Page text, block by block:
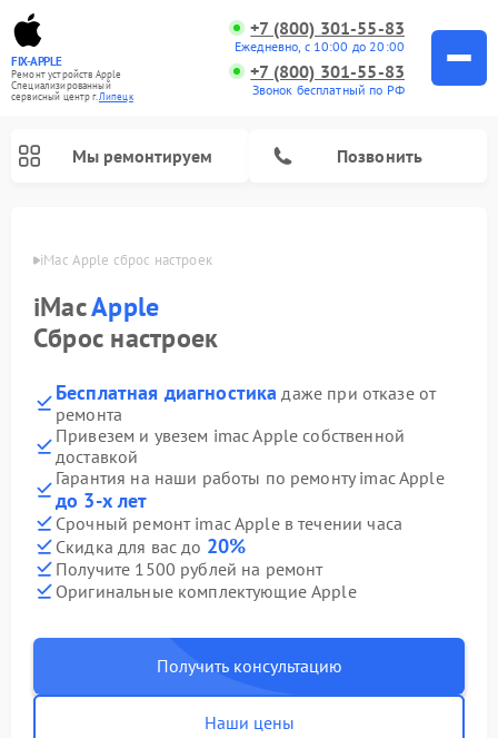
FIX-APPLE
Ремонт устройств Apple
Специализированный
cервисный центр г.Липецк
+7 (800) 301-55-83
Ежедневно, с 10:00 до 20:00
+7 (800) 301-55-83
Звонок бесплатный по РФ
Мы ремонтируем Позвонить
iMac Apple сброс настроек
iMacApple
Сброс настроек
Бесплатная диагностика даже при отказе от
ремонта
Привезем и увезем imac Apple собственной
доставкой
Гарантия на наши работы по ремонту imac Apple
до 3-х лет
Срочный ремонт imac Apple в течении часа
Скидка для вас до 20%
Получите 1500 рублей на ремонт
Оригинальные комплектующие Apple
Получить консультацию
Наши цены